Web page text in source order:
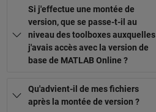
Si j'effectue une montée de
version, que se passe-t-il au
niveau des toolboxes auxquelles
j'avais accès avec la version de
base de MATLAB Online ?
Qu'advient-il de mes fichiers
après la montée de version ?